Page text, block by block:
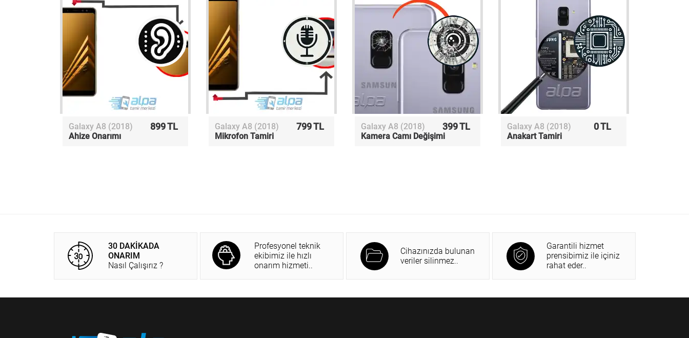
Galaxy A8 (2018) 899 TL
Ahize Onarımı
Galaxy A8 (2018) 799 TL
Mikrofon Tamiri
Galaxy A8 (2018) 399 TL
Kamera Camı Değişimi
Galaxy A8 (2018) 0 TL
Anakart Tamiri
30 DAKİKADA
ONARIM
Nasıl Çalışırız ?
Profesyonel teknik
ekibimiz ile hızlı
onarım hizmeti..
Cihazınızda bulunan
veriler silinmez..
Garantili hizmet
prensibimiz ile içiniz
rahat eder..